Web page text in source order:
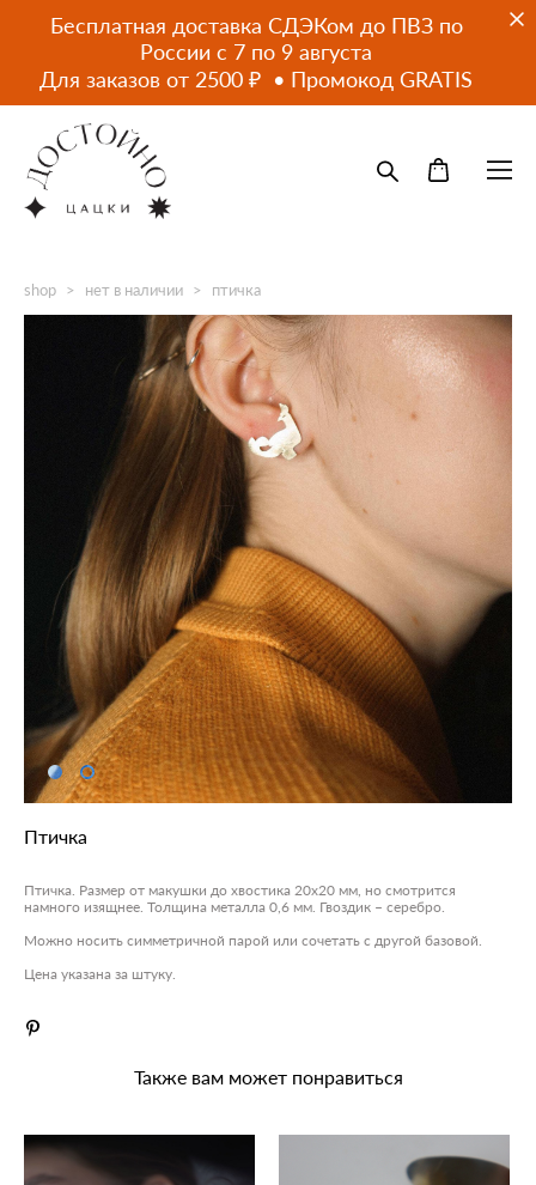
Бесплатная доставка СДЭКом до ПВЗ по
России с 7 по 9 августа
Для заказов от 2500 ₽ • Промокод GRATIS
shop > нет в наличии > птичка
Птичка
Птичка. Размер от макушки до хвостика 20х20 мм, но смотрится
намного изящнее. Толщина металла 0,6 мм. Гвоздик – серебро.
Можно носить симметричной парой или сочетать с другой базовой.
Цена указана за штуку.
Также вам может понравиться